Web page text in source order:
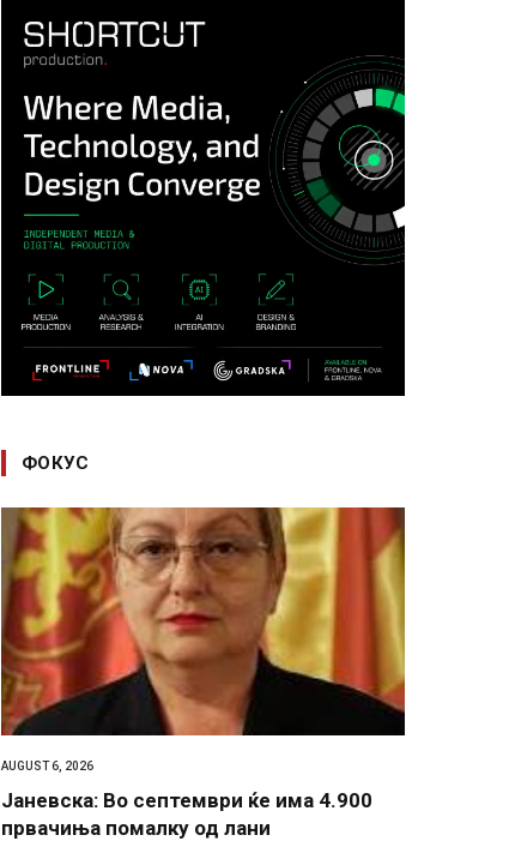
ФОКУС
AUGUST 6, 2026
Јаневска: Во септември ќе има 4.900
првачиња помалку од лани